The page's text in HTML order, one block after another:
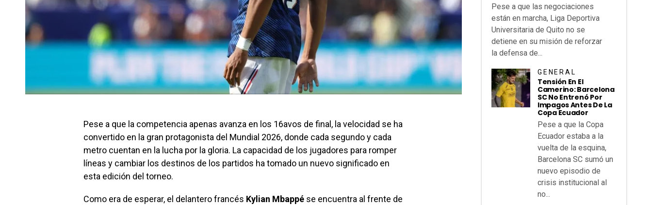
Pese a que la competencia apenas avanza en los 16avos de final, la velocidad se ha
convertido en la gran protagonista del Mundial 2026, donde cada segundo y cada
metro cuentan en la lucha por la gloria. La capacidad de los jugadores para romper
líneas y cambiar los destinos de los partidos ha tomado un nuevo significado en
esta edición del torneo.
Como era de esperar, el delantero francés Kylian Mbappé se encuentra al frente de
Pese a que las negociaciones
están en marcha, Liga Deportiva
Universitaria de Quito no se
detiene en su misión de reforzar
la defensa de...
GENERAL
Tensión En El
Camerino: Barcelona
SC No Entrenó Por
Impagos Antes De La
Copa Ecuador
Pese a que la Copa
Ecuador estaba a la
vuelta de la esquina,
Barcelona SC sumó un
nuevo episodio de
crisis institucional al
no...